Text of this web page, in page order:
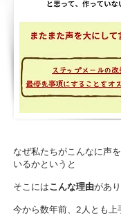
なぜ私たちがこんなに声
いるかというと
そこにはこんな理由があ
今から数年前、2人とも上